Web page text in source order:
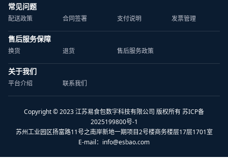
常见问题
配送政策 合同签署 支付说明 发票管理
售后服务保障
换货 退货 售后服务政策
关于我们
平台介绍 联系我们
Copyright © 2023 江苏易食包数字科技有限公司 版权所有 苏ICP备
2025199800号-1
苏州工业园区扬富路11号之南岸新地一期项目2号楼商务楼层17层1701室
E-mail： info@esbao.com